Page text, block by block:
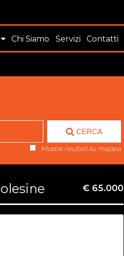
Chi Siamo Servizi Contatti
CERCA
Mostra risultati su mappa
€ 65.000